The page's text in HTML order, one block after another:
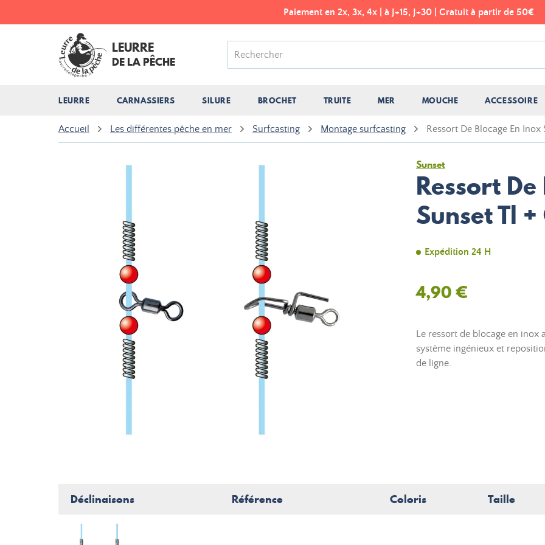
Paiement en 2x, 3x, 4x | à J+15, J+30 | Gratuit à partir de 50€
LEURRE
DE LA PÊCHE
LEURRE CARNASSIERS SILURE BROCHET TRUITE MER MOUCHE ACCESSOIRE
Accueil Les différentes pêche en mer Surfcasting Montage surfcasting Ressort De Blocage En
Sunset
Ressort
Sunset Tl
Expédition 24 H
4,90 €
Le ressort de blocage en inox
système ingénieux et
de ligne.
Déclinaisons Référence Coloris Taille